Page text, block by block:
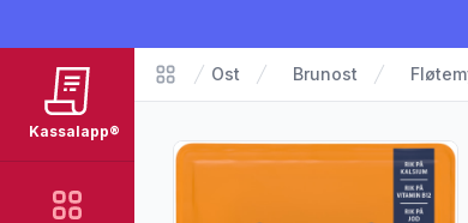
Kassalapp®
Matvarer
Ost Brunost